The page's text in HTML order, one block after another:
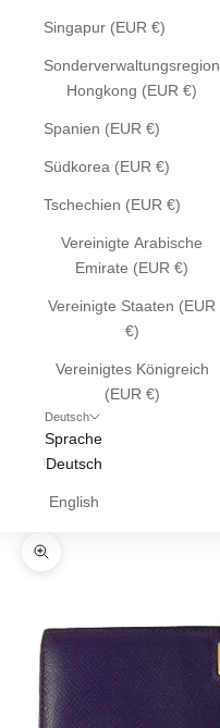
Singapur (EUR €)
Sonderverwaltungsregion
Hongkong (EUR €)
Spanien (EUR €)
Südkorea (EUR €)
Tschechien (EUR €)
Vereinigte Arabische
Emirate (EUR €)
Vereinigte Staaten (EUR
€)
Vereinigtes Königreich
(EUR €)
Deutsch
Sprache
Deutsch
English
Bild vergrößern